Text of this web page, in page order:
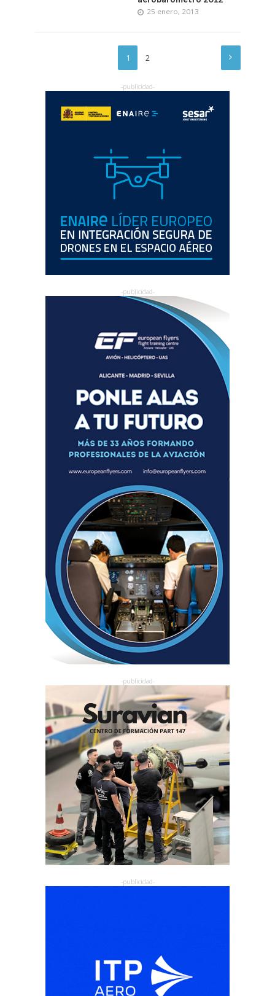
25 enero, 2013
1 2